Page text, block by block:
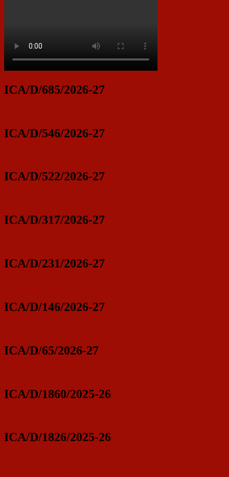
ICA/D/685/2026-27
ICA/D/546/2026-27
ICA/D/522/2026-27
ICA/D/317/2026-27
ICA/D/231/2026-27
ICA/D/146/2026-27
ICA/D/65/2026-27
ICA/D/1860/2025-26
ICA/D/1826/2025-26